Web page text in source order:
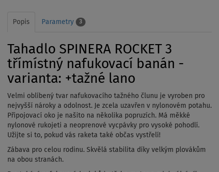
Popis Parametry 3
Tahadlo SPINERA ROCKET 3
třímístný nafukovací banán -
varianta: +tažné lano
Velmi oblíbený tvar nafukovacího tažného člunu je vyroben pro
nejvyšší nároky a odolnost. Je zcela uzavřen v nylonovém potahu.
Připojovací oko je našito na několika popruzích. Má měkké
nylonové rukojeti a neoprenové vycpávky pro vysoké pohodlí.
Užijte si to, pokud vás raketa také občas vystřelí!
Zábava pro celou rodinu. Skvělá stabilita díky velkým plovákům
na obou stranách.